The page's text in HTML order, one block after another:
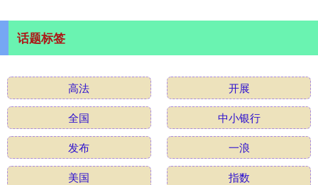
话题标签
高法
开展
全国
中小银行
发布
一浪
美国
指数